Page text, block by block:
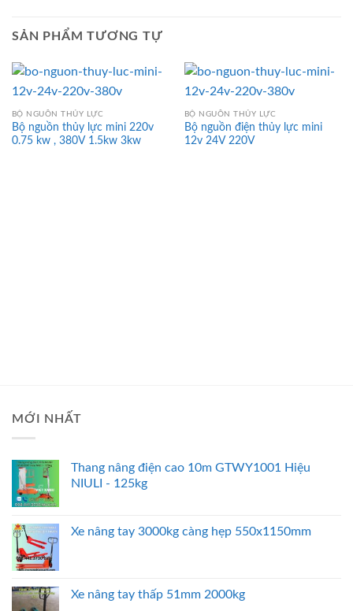
SẢN PHẨM TƯƠNG TỰ
BỘ NGUỒN THỦY LỰC
Bộ nguồn thủy lực mini 220v
0.75 kw , 380V 1.5kw 3kw
BỘ NGUỒN THỦY LỰC
Bộ nguồn điện thủy lực mini
12v 24V 220V
MỚI NHẤT
Thang nâng điện cao 10m GTWY1001 Hiệu
NIULI - 125kg
Xe nâng tay 3000kg càng hẹp 550x1150mm
Xe nâng tay thấp 51mm 2000kg